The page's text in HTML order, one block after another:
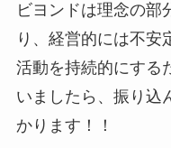
ビヨンドは理念の部
り、経営的には不安
活動を持続的にする
いましたら、振り込
かります！！